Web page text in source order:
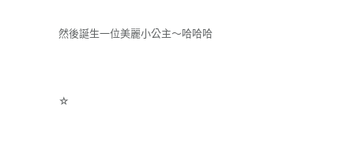
然後誕生一位美麗小公主～哈哈哈
☆